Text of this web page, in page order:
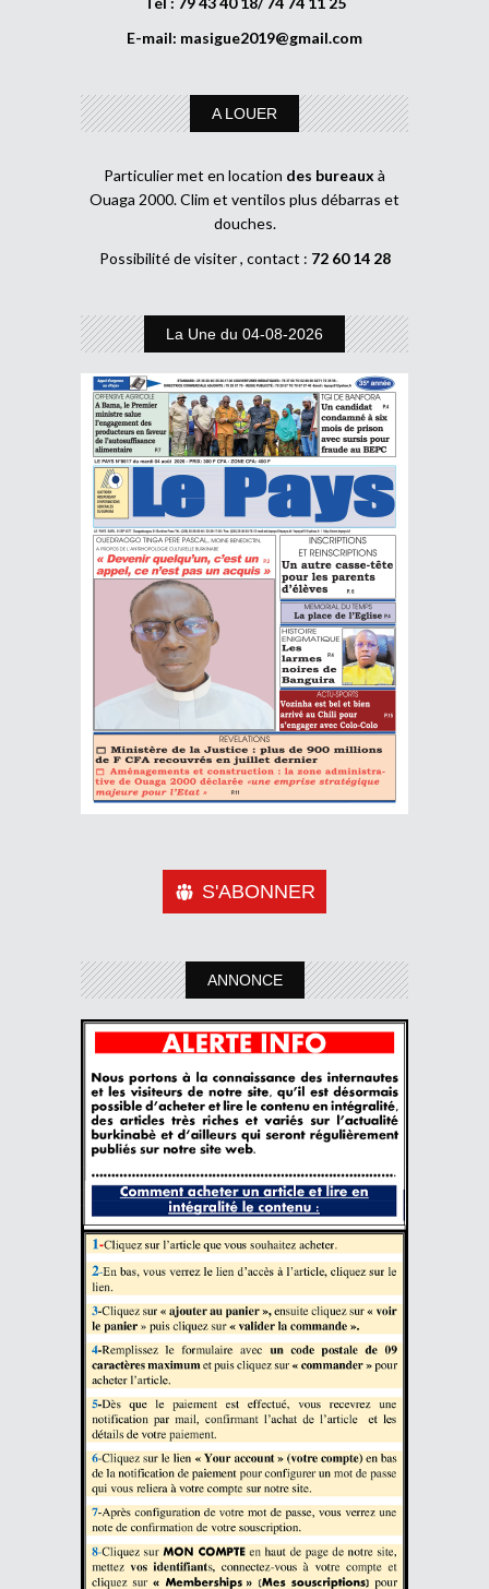
E-mail: masigue2019@gmail.com
A LOUER
Particulier met en location des bureaux à
Ouaga 2000. Clim et ventilos plus débarras et
douches.
Possibilité de visiter , contact : 72 60 14 28
La Une du 04-08-2026
S'ABONNER
ANNONCE